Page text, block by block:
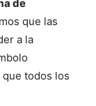
de
que las
a la
todos los